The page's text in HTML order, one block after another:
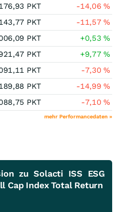
PKT -14,06%
PKT -11,57%
PKT +0,53%
PKT +9,77%
PKT -7,30%
PKT -14,99%
PKT -7,10%
mehr Performancedaten »
zu Solacti ISS ESG
Cap Index Total Return